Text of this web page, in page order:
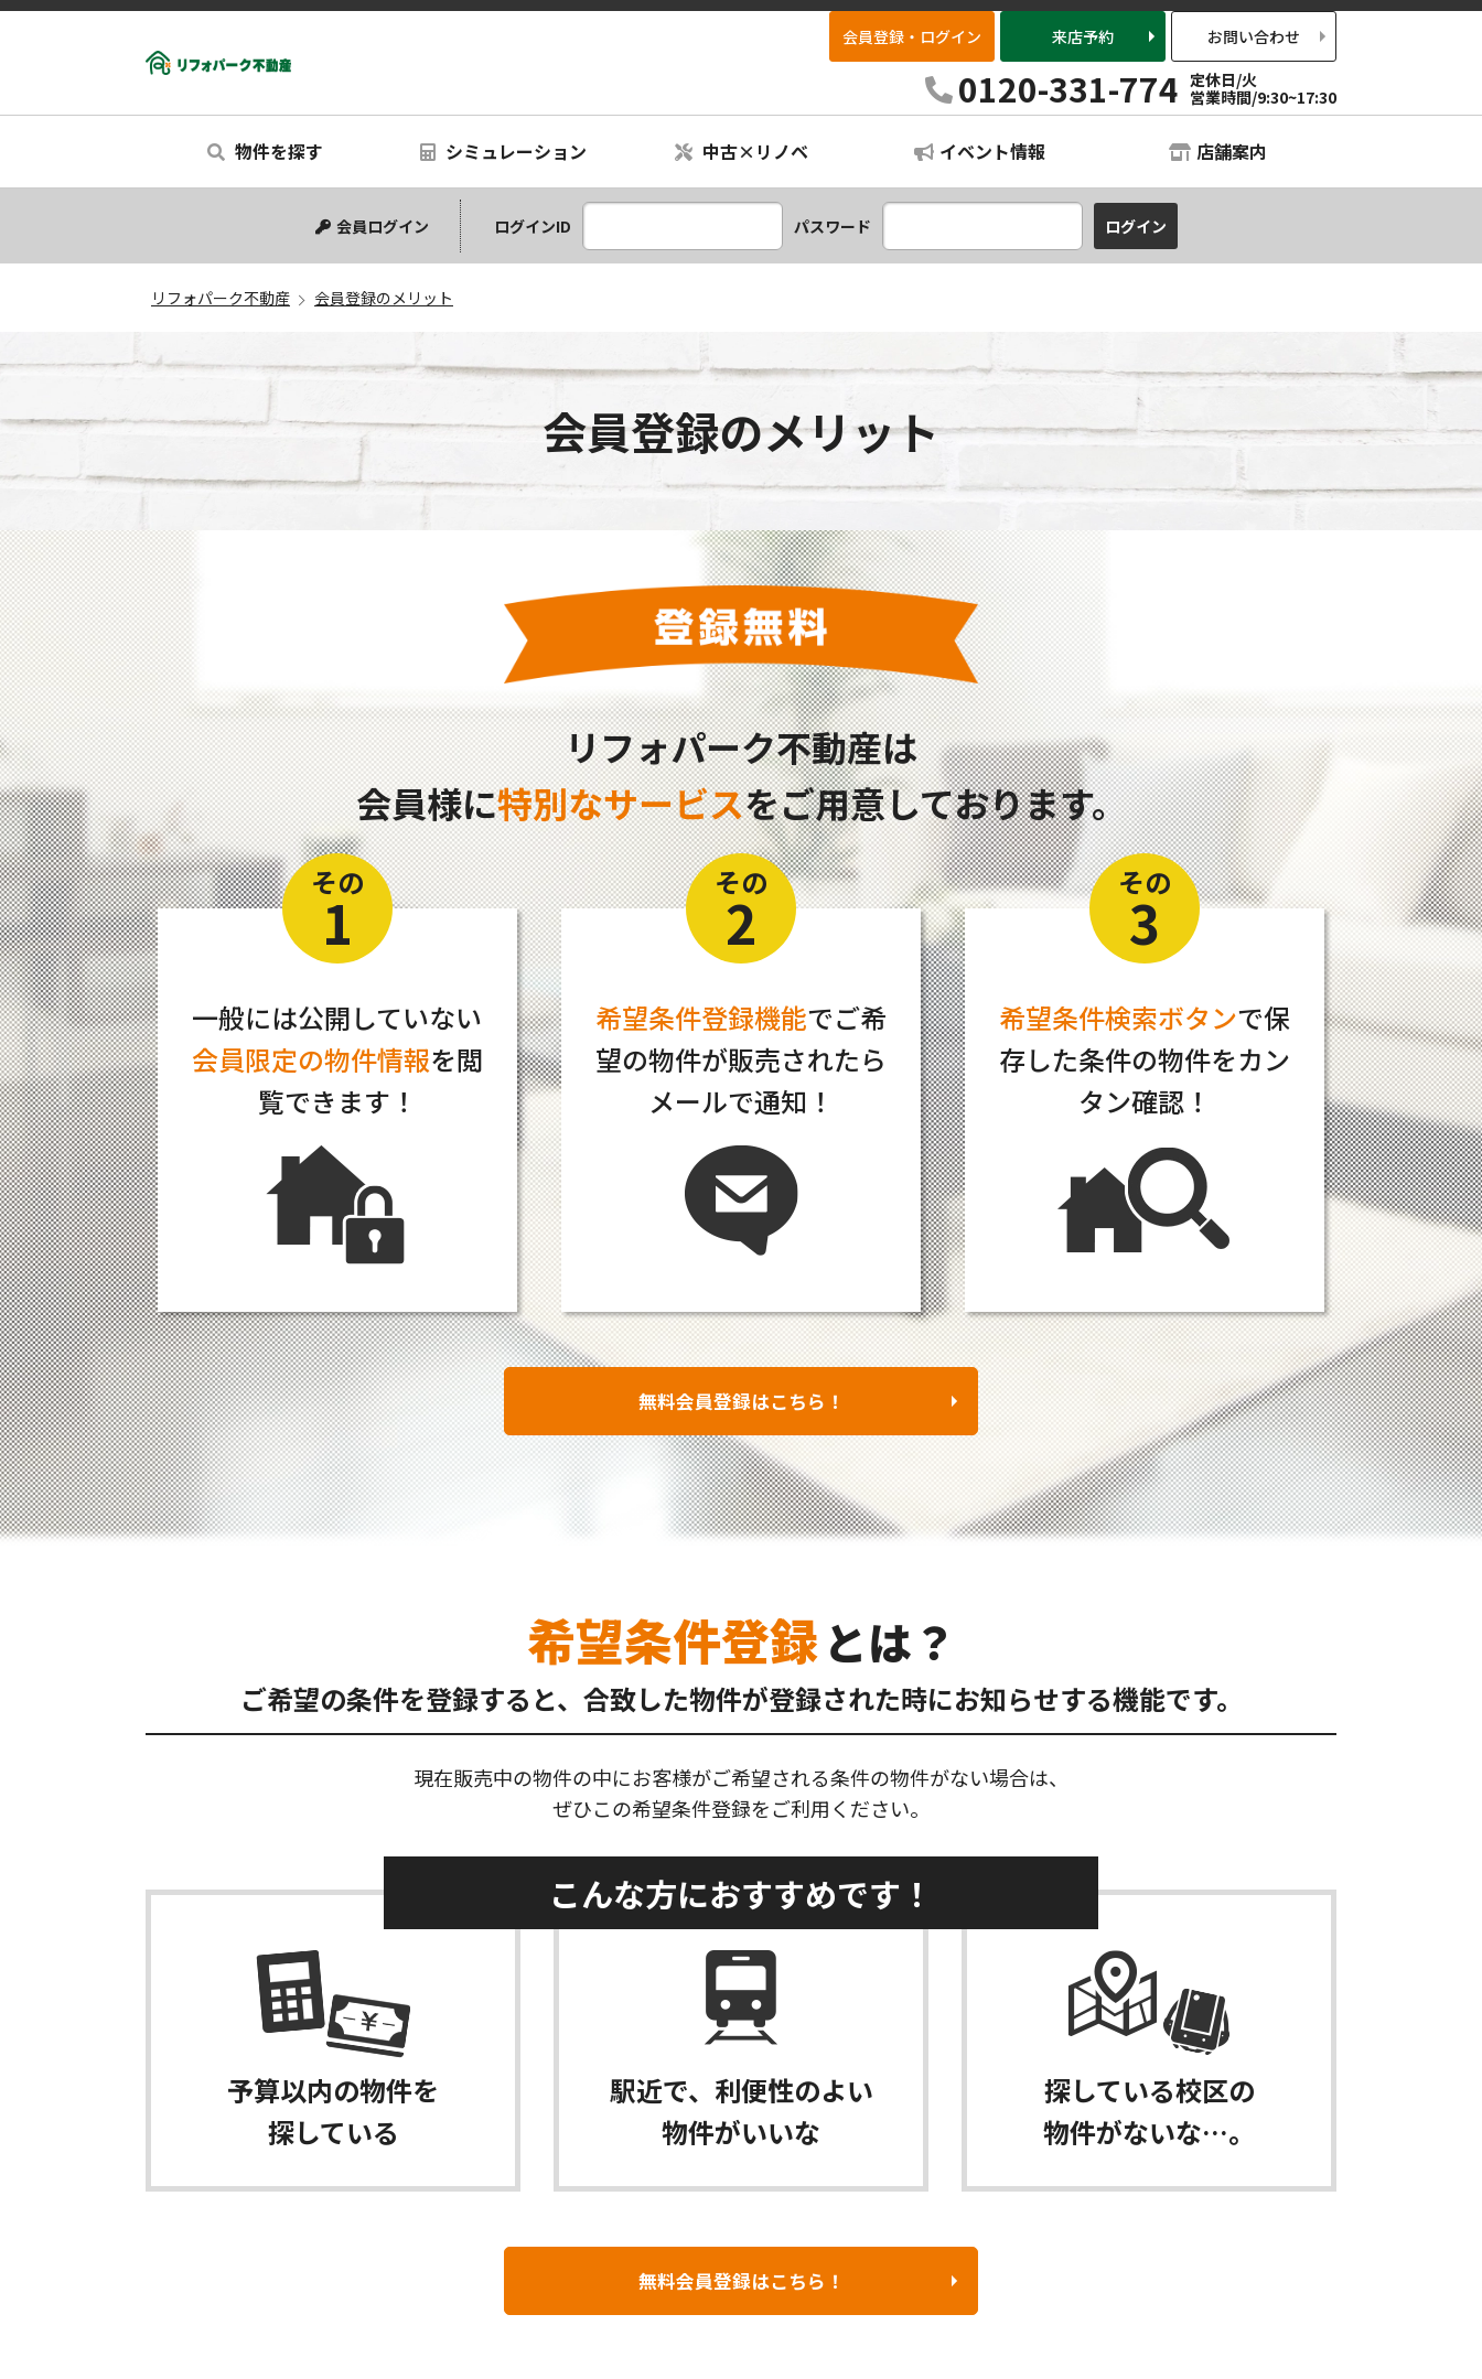
会員登録・ログイン 来店予約 お問い合わせ
0120-331-774 定休日/火
営業時間/9:30~17:30
物件を探す
中古一戸建て
中古マンション
新築一戸建て
シミュレーション
シミュレーション
リノベーションプラン
中古×リノベ イベント情報 店舗案内
会員ログイン ログインID パスワード
リフォパーク不動産 会員登録のメリット
会員登録のメリット
リフォパーク不動産は
会員様に特別なサービスをご用意しております。
その
1
一般には公開していない
会員限定の物件情報を閲
覧できます！
その
2
希望条件登録機能でご希
望の物件が販売されたら
メールで通知！
その
3
希望条件検索ボタンで保
存した条件の物件をカン
タン確認！
無料会員登録はこちら！
希望条件登録とは？
ご希望の条件を登録すると、合致した物件が登録された時にお知らせする機能です。
現在販売中の物件の中にお客様がご希望される条件の物件がない場合は、
ぜひこの希望条件登録をご利用ください。
こんな方におすすめです！
予算以内の物件を
探している
駅近で、利便性のよい
物件がいいな
探している校区の
物件がないな…。
無料会員登録はこちら！